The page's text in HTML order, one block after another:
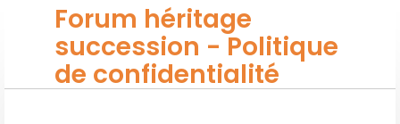
Forum héritage
succession - Politique
de confidentialité